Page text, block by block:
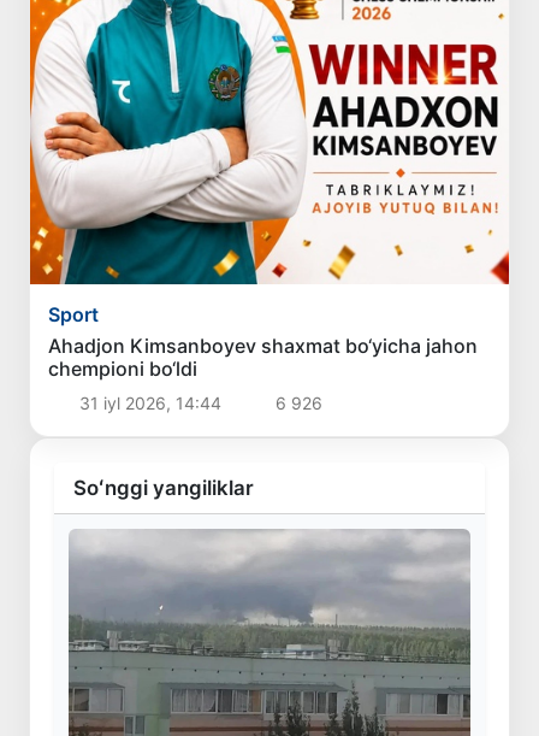
Sport
Ahadjon Kimsanboyev shaxmat bo‘yicha jahon
chempioni bo‘ldi
31 iyl 2026, 14:44 6 926
Soʻnggi yangiliklar